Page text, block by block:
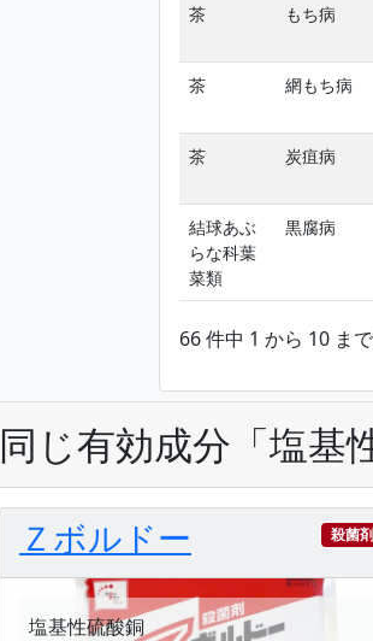
茶 もち病
茶 網もち病
茶 炭疽病
結球あぶ
らな科葉
菜類
黒腐病
66 件中 1 から 10 ま
同じ有効成分「塩基
Ｚボルドー 殺菌剤
塩基性硫酸銅